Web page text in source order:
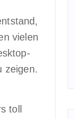
vielen
zeigen.
toll